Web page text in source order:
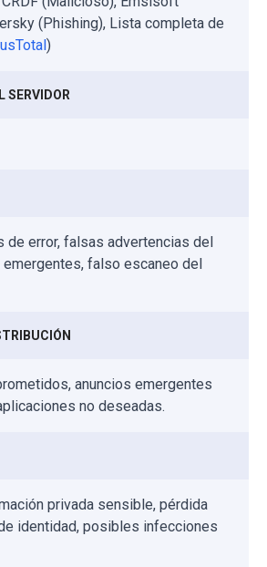
(Phishing), Lista completa de
)
SERVIDOR
de error, falsas advertencias del
falso escaneo del
anuncios emergentes
no deseadas.
privada sensible, pérdida
identidad, posibles infecciones